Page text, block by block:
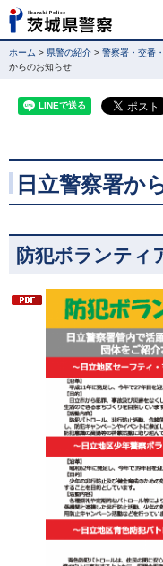
ホーム > 県警の紹介 > 警察署・交番
からのお知らせ
日立警察署か
防犯ボランティ